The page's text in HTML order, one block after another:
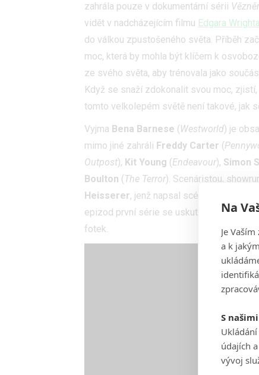
zahrála pouze v dokumentární sérii
vidět v nadcházejícím filmu Edgara Wrighta
do válkou zpustošeného světa. Příběh
moc, která by mohla být klíčem k
ze svého světa, aby trénovala jako
Když se snaží zdokonalit svou moc,
tomto velkolepém světě není takové, jak
Vyjma Bena Barnese (Westworld) je
mimo jiné zahráli Freddy Carter (
Outpost), Kit Young (Endeavour), Simon
Boulton (The Terror). Scenáristou,
Heisserer, jenž napsal scénář ke sci-fi
epizod první série se uskuteční
23. 4. V
fotek.
Na
Je
a k
S
údajích
vývoj